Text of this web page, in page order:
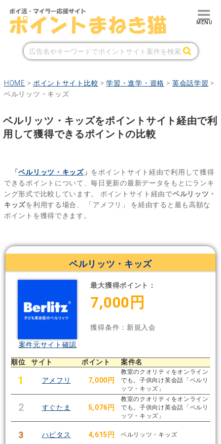
HOME > ポイントサイト比較 >学習・進学・資格 >英会話学習 >
ベルリッツ・キッズ
ベルリッツ・キッズをポイントサイト経由で利
用して獲得できるポイントの比較
「ベルリッツ・キッズ」 をポイントサイト経由で利用して獲得
できるポイントについて、毎日更新の最新データをもとにランキ
ング形式で比較しています。 ポイントサイト経由でベルリッツ・
キッズを利用する場合、 「アメフリ」
を経由すると最も高額な
ポイントを獲得できます。
ベルリッツ・キッズ
案件元サイト確認
最大獲得ポイント：
7,000円
獲得条件：新規入会
順位 サイト ポイント 案件名
1 アメフリ 7,000円
教室のクオリティをオンライン
でも。子供向け英会話「ベルリ
ッツ・キッズ」
2 すぐたま 5,076円
教室のクオリティをオンライン
でも。子供向け英会話「ベルリ
ッツ・キッズ」
3 ハピタス 4,615円 ベルリッツ・キッズ